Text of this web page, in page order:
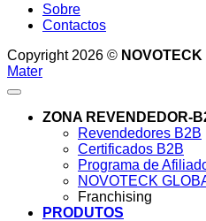
Sobre
Contactos
Copyright 2026 © NOVOTECK
Mater
ZONA REVENDEDOR-
Revendedores B2B
Certificados B2B
Programa de
NOVOTECK
Franchising
PRODUTOS